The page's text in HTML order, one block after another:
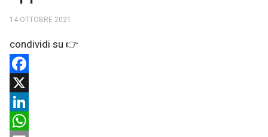
14 OTTOBRE 2021
Facebook
X
LinkedIn